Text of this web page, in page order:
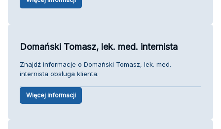
Domański Tomasz, lek. med. internista
Znajdź informacje o Domański Tomasz, lek. med.
internista obsługa klienta.
Więcej informacji